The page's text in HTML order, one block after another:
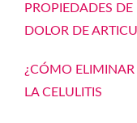
PROPIEDADES
DOLOR DE
¿CÓMO ELIMINAR
LA CELULITIS